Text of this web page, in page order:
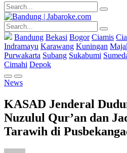
Bandung Bekasi Bogor Ciamis
Indramayu Karawang Kuningan
Purwakarta Subang Sukabumi
Cimahi Depok
News
KASAD Jenderal
Nuzulul Qur’an dan
Tarawih di